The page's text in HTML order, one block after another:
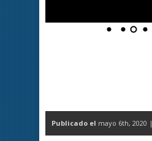
Publicado el mayo 6th, 2020 |